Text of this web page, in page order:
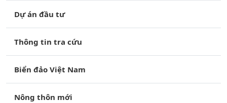
Dự án đầu tư
Thông tin tra cứu
Biển đảo Việt Nam
Nông thôn mới